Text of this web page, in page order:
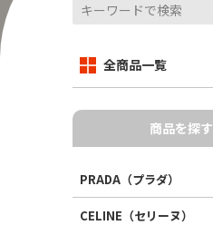
全商品一覧
商品を探す
PRADA（プラダ）
CELINE（セリーヌ）